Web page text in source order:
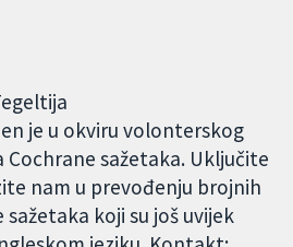
je u okviru volonterskog
sažetaka. Uključite
nam u prevođenju brojnih
koji su još uvijek